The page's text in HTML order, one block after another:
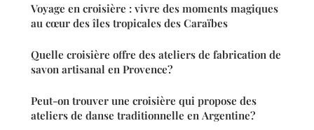
Voyage en croisière : vivre des moments magiques
au cœur des îles tropicales des Caraïbes
Quelle croisière offre des ateliers de fabrication de
savon artisanal en Provence?
Peut-on trouver une croisière qui propose des
ateliers de danse traditionnelle en Argentine?